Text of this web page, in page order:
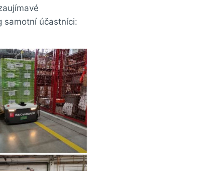
samotní účastníci: